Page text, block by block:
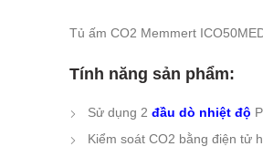
Tủ ấm CO2 Memmert
Tính năng sản phẩm:
Sử dụng 2 đầu dò nhiệt độ
Kiểm soát CO2 bằng điện tử